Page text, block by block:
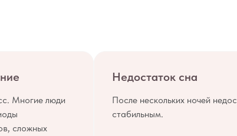
Многие люди
сложных
Недостаток сна
После нескольких ночей
стабильным.